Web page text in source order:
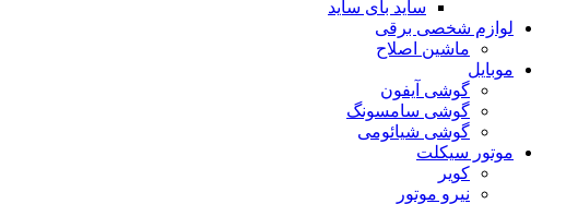
ساید بای ساید
لوازم شخصی برقی
ماشین اصلاح
موبایل
گوشی آیفون
گوشی سامسونگ
گوشی شیائومی
موتور سیکلت
کویر
نیرو موتور